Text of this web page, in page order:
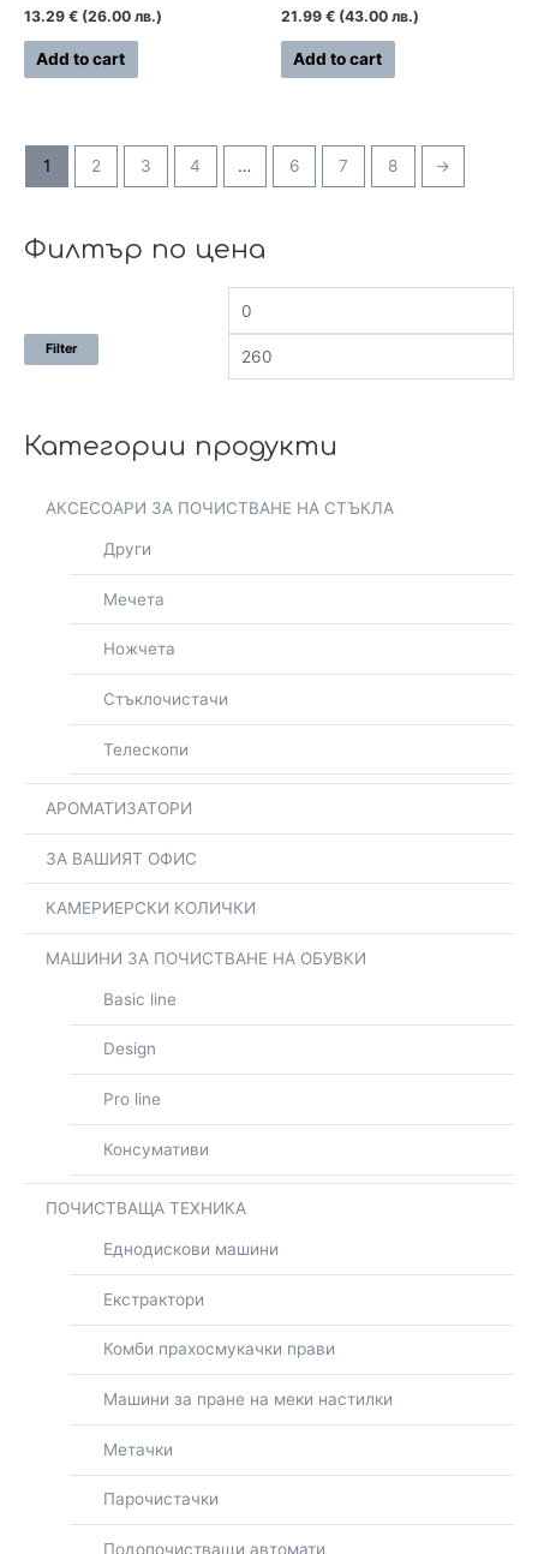
Филтър по цена
Filter
Категории продукти
АКСЕСОАРИ ЗА ПОЧИСТВАНЕ НА СТЪКЛА
Други
Мечета
Ножчета
Стъклочистачи
Телескопи
АРОМАТИЗАТОРИ
ЗА ВАШИЯТ ОФИС
КАМЕРИЕРСКИ КОЛИЧКИ
МАШИНИ ЗА ПОЧИСТВАНЕ НА ОБУВКИ
Basic line
Design
Pro line
Консумативи
ПОЧИСТВАЩА ТЕХНИКА
Еднодискови машини
Екстрактори
Комби прахосмукачки прави
Машини за пране на меки настилки
Метачки
Парочистачки
Подопочистващи автомати
Rated
0
out
13.29 € (26.00 лв.)
Add to cart
Rated
0
out
21.99 € (43.00 лв.)
Add to cart
1 2 3 4 … 6 7 8 →